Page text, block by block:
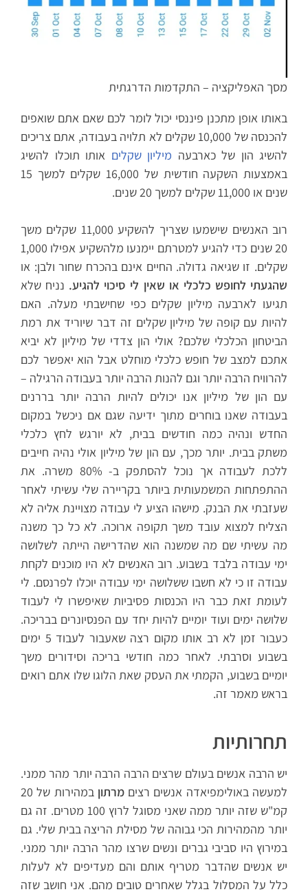
מסך האפליקציה – התקדמות הדרגתית
באותו אופן מתכנן פיננסי יכול לומר לכם שאם אתם שואפים
להכנסה של 10,000 שקלים לא תלויה בעבודה, אתם צריכים
להשיג הון של כארבעה מיליון שקלים אותו תוכלו להשיג
באמצעות השקעה חודשית של 16,000 שקלים למשך 15
שנים או 11,000 שקלים למשך 20 שנים.
רוב האנשים שישמעו שצריך להשקיע 11,000 שקלים משך
20 שנים כדי להגיע למטרתם יימנעו מלהשקיע אפילו 1,000
שקלים. זו שגיאה גדולה. החיים אינם בהכרח שחור ולבן: או
שהגעתי לחופש כלכלי או שאין לי סיכוי להגיע. נניח שלא
תגיעו לארבעה מיליון שקלים כפי שחישבתי מעלה. האם
להיות עם קופה של מיליון שקלים זה דבר שיוריד את רמת
הביטחון הכלכלי שלכם? אולי הון צדדי של מיליון לא יביא
אתכם למצב של חופש כלכלי מוחלט אבל הוא יאפשר לכם
להרוויח הרבה יותר וגם להנות הרבה יותר בעבודה הרגילה –
עם הון של מיליון אנו יכולים להיות הרבה יותר בררנים
בעבודה שאנו בוחרים מתוך ידיעה שגם אם ניכשל במקום
החדש ונהיה כמה חודשים בבית, לא יורגש לחץ כלכלי
משתק בבית. יותר מכך, עם הון של מיליון אולי נהיה חייבים
ללכת לעבודה אך נוכל להסתפק ב- 80% משרה. את
ההתפתחות המשמעותית ביותר בקריירה שלי עשיתי לאחר
שעזבתי את הבנק. מישהו הציע לי עבודה מצויינת אליה לא
הצליח למצוא עובד משך תקופה ארוכה. לא כל כך משנה
מה עשיתי שם מה שמשנה הוא שהדרישה הייתה לשלושה
ימי עבודה בלבד בשבוע. רוב האנשים לא היו מוכנים לקחת
עבודה זו כי לא חשבו ששלושה ימי עבודה יוכלו לפרנסם. לי
לעומת זאת כבר היו הכנסות פסיביות שאיפשרו לי לעבוד
שלושה ימים ועוד יומיים להיות יחד עם הפנסיונרים בבריכה.
כעבור זמן לא רב אותו מקום רצה שאעבור לעבוד 5 ימים
בשבוע וסרבתי. לאחר כמה חודשי בריכה וסידורים משך
יומיים בשבוע, הקמתי את העסק שאת הלוגו שלו אתם רואים
בראש מאמר זה.
תחרותיות
יש הרבה אנשים בעולם שרצים הרבה הרבה יותר מהר ממני.
למעשה באולימפיאדה אנשים רציםמרתון
במהירות של 20
קמ"ש שזה יותר ממה שאני מסוגל לרוץ 100 מטרים. זה גם
יותר מהמהירות הכי גבוהה של מסילת הריצה בבית שלי. גם
במירוץ היו סביבי גברים ונשים שרצו מהר הרבה יותר ממני.
יש אנשים שהדבר מטריף אותם והם מעדיפים לא לעלות
כלל על המסלול בגלל שאחרים טובים מהם. אני חושב שזה